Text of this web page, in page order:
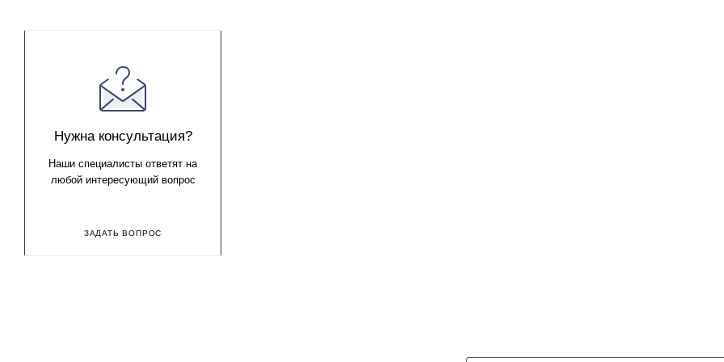
В состав входит 110 кубиков. Льняной мешочек.
Нужна консультация?
Наши специалисты ответят на
любой интересующий вопрос
ЗАДАТЬ ВОПРОС